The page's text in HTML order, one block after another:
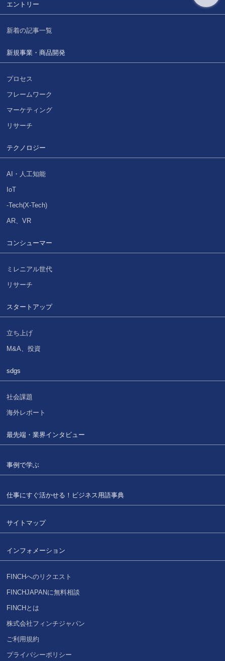
エントリー
新着の記事一覧
新規事業・商品開発
プロセス
フレームワーク
マーケティング
リサーチ
テクノロジー
AI・人工知能
IoT
-Tech(X-Tech)
AR、VR
コンシューマー
ミレニアル世代
リサーチ
スタートアップ
立ち上げ
M&A、投資
sdgs
社会課題
海外レポート
最先端・業界インタビュー
事例で学ぶ
仕事にすぐ活かせる！ ビジネス用語事典
サイトマップ
インフォメーション
FINCHへのリクエスト
FINCHJAPANに無料相談
FINCHとは
株式会社フィンチジャパン
ご利用規約
プライバシーポリシー